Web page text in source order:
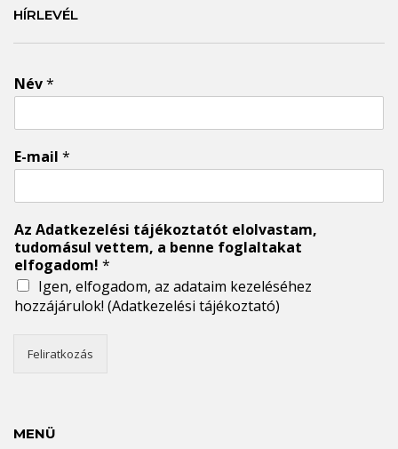
HÍRLEVÉL
Név*
E-mail *
Az Adatkezelési tájékoztatót elolvastam,
tudomásul vettem, a benne foglaltakat
elfogadom! *
Igen, elfogadom, az adataim kezeléséhez
hozzájárulok! (Adatkezelési tájékoztató)
Feliratkozás
MENÜ